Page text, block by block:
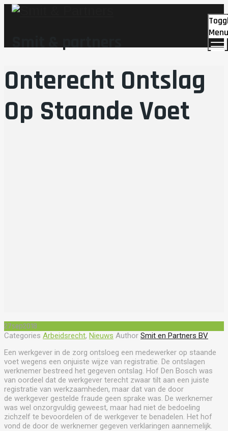
Smit & partners
Menu
Onterecht Ontslag
Op Staande Voet
27sep2018
Categories Arbeidsrecht, Nieuws Author Smit en Partners BV
Een werkgever in de zorg ontsloeg een medewerker op staande
voet wegens een onjuiste wijze van registratie. De ontslagen
werknemer bestreed het gegeven ontslag. Hof Den Bosch was
van oordeel dat de werkgever terecht zwaar tilt aan een juiste
registratie van werkzaamheden, maar dat van de door
de werkgever gestelde fraude geen sprake was. De werknemer
was wel onzorgvuldig geweest, maar had niet de bedoeling
zichzelf te bevoordelen of de werkgever te benadelen. Het hof
vond de door de werknemer gegeven verklaringen aannemelijk.